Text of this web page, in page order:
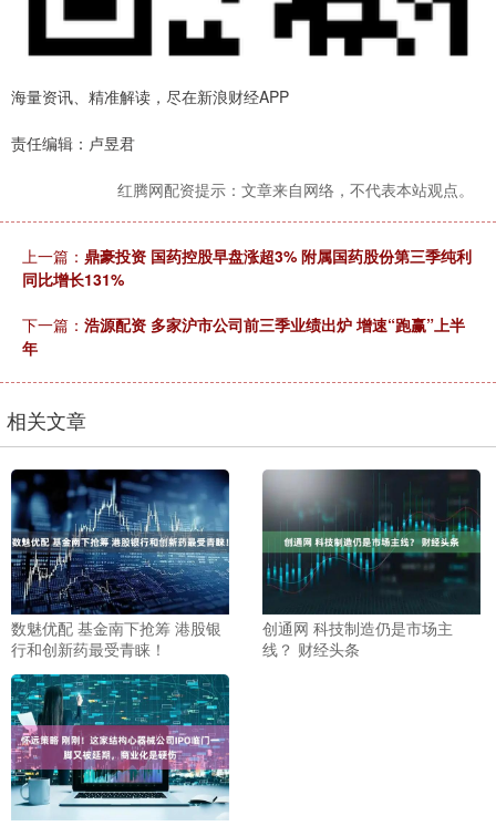
海量资讯、精准解读，尽在新浪财经APP
责任编辑：卢昱君
红腾网配资提示：文章来自网络，不代表本站观点。
上一篇： 鼎豪投资 国药控股早盘涨超3% 附属国药股份第三季纯利
同比增长131%
下一篇： 浩源配资 多家沪市公司前三季业绩出炉 增速“跑赢”上半
年
相关文章
数魅优配 基金南下抢筹 港股银
行和创新药最受青睐！
创通网 科技制造仍是市场主
线？ 财经头条